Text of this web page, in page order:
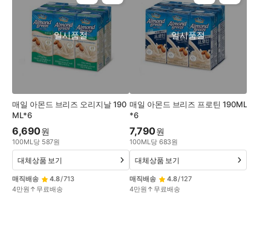
매일 아몬드 브리즈 오리지날 190
ML*6
일시품절
6,690원
100ML당 587원
매직배송 4.8/713
4만원↑무료배송
대체상품 보기
매일 아몬드 브리즈 프로틴 190ML
*6
일시품절
7,790원
100ML당 683원
매직배송 4.8/127
4만원↑무료배송
대체상품 보기